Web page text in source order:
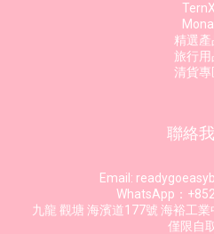
TernX
精選產
旅行用
清貨專
聯絡
Email:
WhatsApp：
九龍 觀塘 海濱道177號 海裕工
僅限自